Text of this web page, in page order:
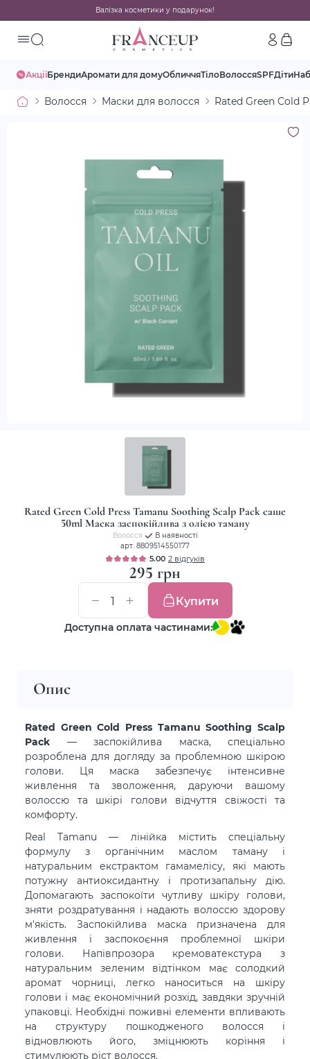
Валізка косметики у подарунок!
АкціїБрендиАромати для домуОбличчяТілоВолоссяSPFДіти
Волосся Маски для волосся Rated Green Cold
Rated Green Cold Press Tamanu Soothing Scalp Pack саше
50ml Маска заспокійлива з олією таману
Волосся
В наявності
арт. 8809514550177
5.00 2 відгуків
295 грн
Купити
Доступна оплата частинами:
Опис
Rated Green Cold Press Tamanu Soothing Scalp
Pack — заспокійлива маска, спеціально
розроблена для догляду за проблемною шкірою
голови. Ця маска забезпечує інтенсивне
живлення та зволоження, даруючи вашому
волоссю та шкірі голови відчуття свіжості та
комфорту.
Real Tamanu
— лінійка містить спеціальну
формулу з органічним маслом таману і
натуральним екстрактом гамамелісу, які мають
потужну антиоксидантну і протизапальну дію.
Допомагають заспокоїти чутливу шкіру голови,
зняти роздратування і надають волоссю здорову
м'якість. Заспокійлива маска призначена для
живлення і заспокоєння проблемної шкіри
голови. Напівпрозора кремоватекстура з
натуральним зеленим відтінком має солодкий
аромат чорниці, легко наноситься на шкіру
голови і має економічний розхід, завдяки зручній
упаковці. Необхідні поживні елементи впливають
на структуру пошкодженого волосся і
відновлюють його, зміцнюють коріння і
стимулюють ріст волосся.